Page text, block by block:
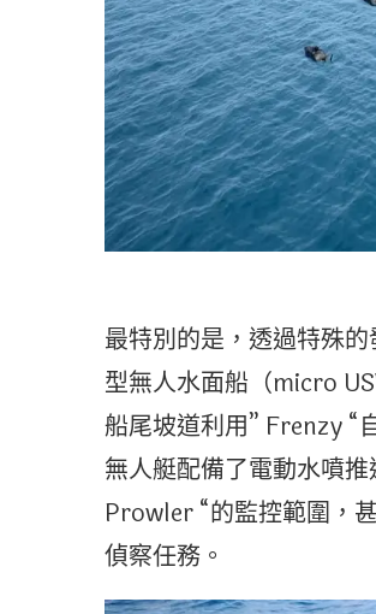
最特別的是，透過特殊
型無人水面船（micro
船尾坡道利用” Frenzy “
無人艇配備了電動水噴
Prowler “的監控範圍，
偵察任務。